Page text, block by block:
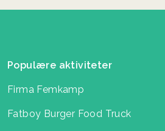
Populære aktiviteter
Firma Femkamp
Fatboy Burger Food Truck